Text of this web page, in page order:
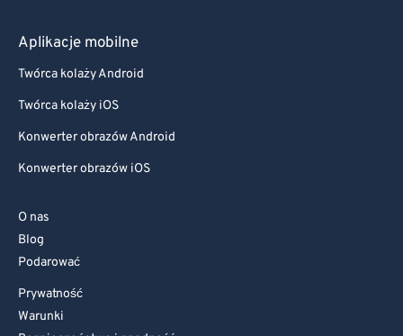
Aplikacje mobilne
Twórca kolaży Android
Twórca kolaży iOS
Konwerter obrazów Android
Konwerter obrazów iOS
O nas
Blog
Podarować
Prywatność
Warunki